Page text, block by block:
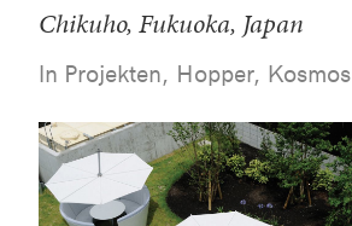
Chikuho, Fukuoka, Japan
In Projekten, Hopper, Kosmos